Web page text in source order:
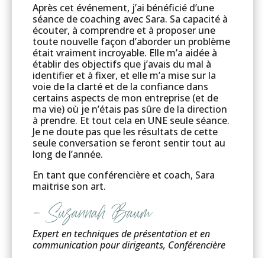
Après cet événement, j’ai bénéficié d’une
séance de coaching avec Sara. Sa capacité à
écouter, à comprendre et à proposer une
toute nouvelle façon d’aborder un problème
était vraiment incroyable. Elle m’a aidée à
établir des objectifs que j’avais du mal à
identifier et à fixer, et elle m’a mise sur la
voie de la clarté et de la confiance dans
certains aspects de mon entreprise (et de
ma vie) où je n’étais pas sûre de la direction
à prendre. Et tout cela en UNE seule séance.
Je ne doute pas que les résultats de cette
seule conversation se feront sentir tout au
long de l’année.
En tant que conférencière et coach, Sara
maitrise son art.
– Suzannah Baum
Expert en techniques de présentation et en
communication pour dirigeants, Conférencière